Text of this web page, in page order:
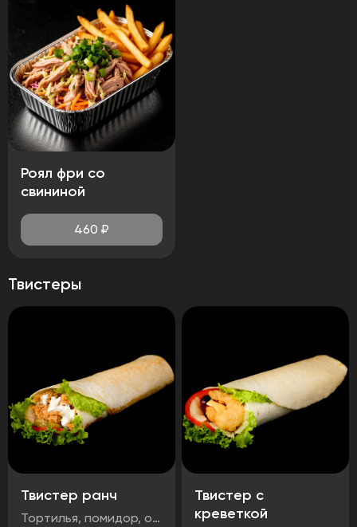
Роял фри со
свининой
460 ₽
Твистеры
Твистер ранч
Тортилья, помидор, огурец маринованный, салат айсберг, стрипсы 2шт, соус чесночный
Твистер с
креветкой